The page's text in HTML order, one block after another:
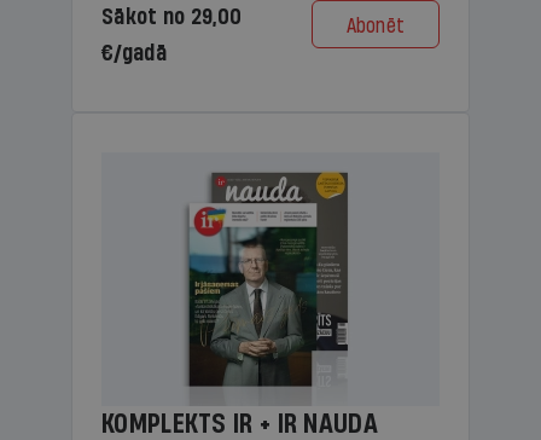
Sākot no 29,00
€/gadā
Abonēt
KOMPLEKTS IR + IR NAUDA